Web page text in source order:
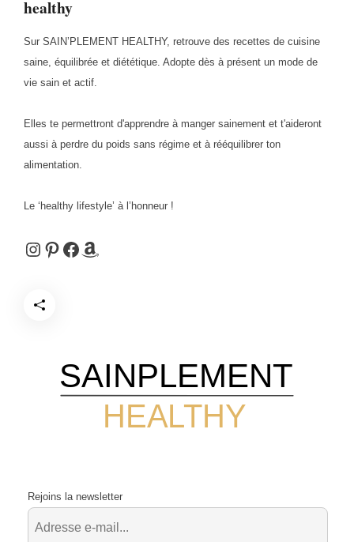
healthy
Sur SAIN’PLEMENT HEALTHY, retrouve des recettes de cuisine
saine, équilibrée et diététique. Adopte dès à présent un mode de
vie sain et actif.
Elles te permettront d'apprendre à manger sainement et t'aideront
aussi à perdre du poids sans régime et à rééquilibrer ton
alimentation.
Le ‘healthy lifestyle’ à l’honneur !
Instagram
Pinterest
Facebook
Amazon
HEALTHY
SAINPLEMENT
Rejoins la newsletter